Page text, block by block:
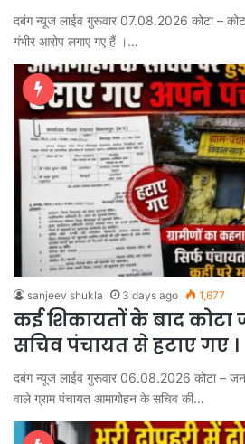
दबंग न्यूज लाईव गुरूवार 07.08.2026 कोटा – कोटा
गंभीर आरोप लगाए गए हैं ।…
sanjeev shukla 3 days ago 1,677
कई शिकायतों के बाद कोटा
सचिव पंचायत से हटाए गए ।
दबंग न्यूज लाईव गुरूवार 06.08.2026 कोटा –
वाले ग्राम पंचायत आमागोहन के सचिव की…